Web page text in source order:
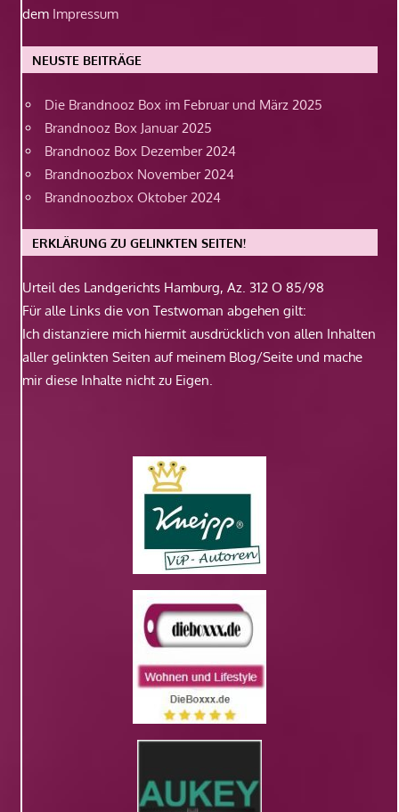
dem Impressum
NEUSTE BEITRÄGE
Die Brandnooz Box im Februar und März 2025
Brandnooz Box Januar 2025
Brandnooz Box Dezember 2024
Brandnoozbox November 2024
Brandnoozbox Oktober 2024
ERKLÄRUNG ZU GELINKTEN SEITEN!
Urteil des Landgerichts Hamburg, Az. 312 O 85/98
Für alle Links die von Testwoman abgehen gilt:
Ich distanziere mich hiermit ausdrücklich von allen Inhalten
aller gelinkten Seiten auf meinem Blog/Seite und mache
mir diese Inhalte nicht zu Eigen.